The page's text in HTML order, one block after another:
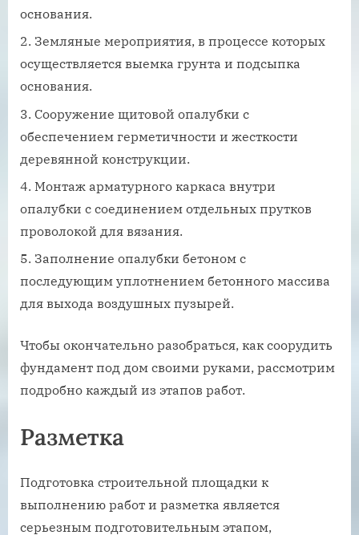
основания.
Земляные мероприятия, в процессе которых
осуществляется выемка грунта и подсыпка
основания.
Сооружение щитовой опалубки с
обеспечением герметичности и жесткости
деревянной конструкции.
Монтаж арматурного каркаса внутри
опалубки с соединением отдельных прутков
проволокой для вязания.
Заполнение опалубки бетоном с
последующим уплотнением бетонного массива
для выхода воздушных пузырей.
Чтобы окончательно разобраться, как соорудить
фундамент под дом своими руками, рассмотрим
подробно каждый из этапов работ.
Разметка
Подготовка строительной площадки к
выполнению работ и разметка является
серьезным подготовительным этапом,